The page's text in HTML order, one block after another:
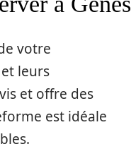
votre
leurs
et offre des
est idéale